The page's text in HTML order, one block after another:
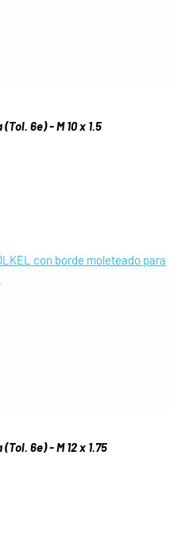
6e) - M 10 x 1.5
6e) - M 12 x 1.75